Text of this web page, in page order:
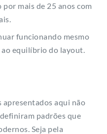
mais de 25 anos com
funcionando mesmo
equilíbrio do layout.
apresentados aqui não
padrões que
Seja pela